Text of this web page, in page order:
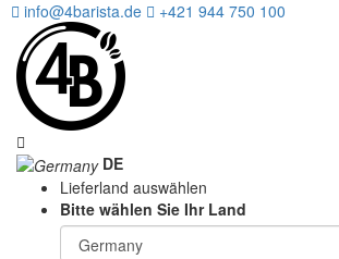
info@4barista.de +421 944 750 100
DE
Lieferland auswählen
Bitte wählen Sie Ihr Land